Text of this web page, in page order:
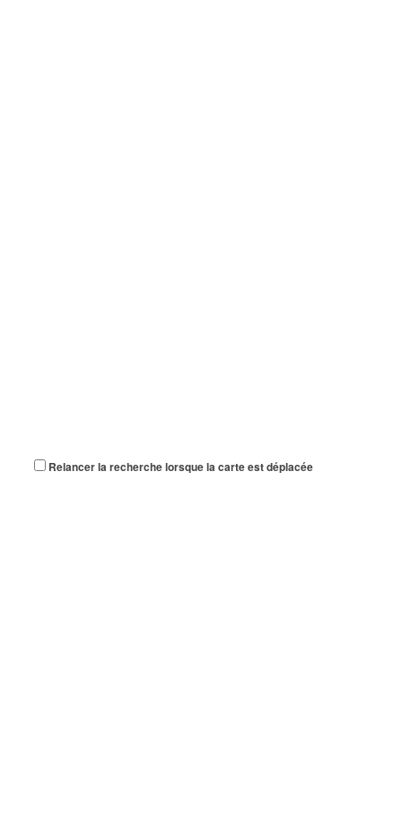
Relancer la recherche lorsque la carte est déplacée